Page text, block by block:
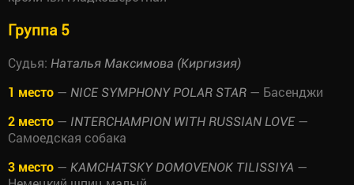
Группа 5
Судья: Наталья Максимова (Киргизия)
1 место — NICE SYMPHONY POLAR STAR — Басенджи
2 место — INTERCHAMPION WITH RUSSIAN LOVE —
Самоедская собака
3 место — KAMCHATSKY DOMOVENOK TILISSIYA —